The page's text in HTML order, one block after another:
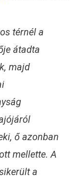
térnél a
átadta
majd
ő azonban
mellette. A
a